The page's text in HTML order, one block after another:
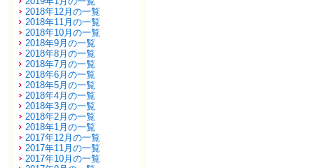
2018年12月の一覧
2018年11月の一覧
2018年10月の一覧
2018年9月の一覧
2018年8月の一覧
2018年7月の一覧
2018年6月の一覧
2018年5月の一覧
2018年4月の一覧
2018年3月の一覧
2018年2月の一覧
2018年1月の一覧
2017年12月の一覧
2017年11月の一覧
2017年10月の一覧